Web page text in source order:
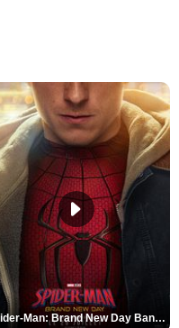
Spider-Man: Brand New Day Bande-annonce VO STFR